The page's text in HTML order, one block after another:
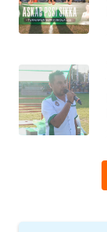
WN
WN
SERAMBI
SULTRA